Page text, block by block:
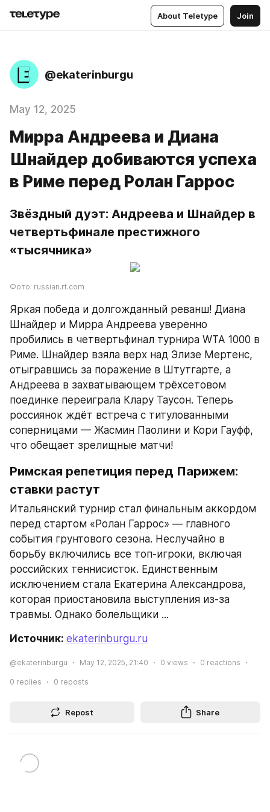
About Teletype Join
@ekaterinburgu
May 12, 2025
Мирра Андреева и Диана
Шнайдер добиваются успеха
в Риме перед Ролан Гаррос
Звёздный дуэт: Андреева и Шнайдер в
четвертьфинале престижного
«тысячника»
Фото: russian.rt.com
Яркая победа и долгожданный реванш! Диана
Шнайдер и Мирра Андреева уверенно
пробились в четвертьфинал турнира WTA 1000 в
Риме. Шнайдер взяла верх над Элизе Мертенс,
отыгравшись за поражение в Штутгарте, а
Андреева в захватывающем трёхсетовом
поединке переиграла Клару Таусон. Теперь
россиянок ждёт встреча с титулованными
соперницами — Жасмин Паолини и Кори Гауфф,
что обещает зрелищные матчи!
Римская репетиция перед Парижем:
ставки растут
Итальянский турнир стал финальным аккордом
перед стартом «Ролан Гаррос» — главного
события грунтового сезона. Неслучайно в
борьбу включились все топ-игроки, включая
российских теннисисток. Единственным
исключением стала Екатерина Александрова,
которая приостановила выступления из-за
травмы. Однако болельщики ...
Источник: ekaterinburgu.ru
@ekaterinburgu May 12, 2025, 21:40 0 views 0 reactions
0 replies 0 reposts
Repost Share